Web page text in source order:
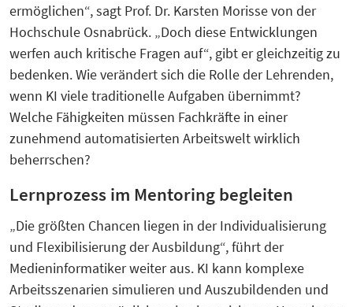
ermöglichen“, sagt Prof. Dr. Karsten Morisse von der
Hochschule Osnabrück. „Doch diese Entwicklungen
werfen auch kritische Fragen auf“, gibt er gleichzeitig zu
bedenken. Wie verändert sich die Rolle der Lehrenden,
wenn KI viele traditionelle Aufgaben übernimmt?
Welche Fähigkeiten müssen Fachkräfte in einer
zunehmend automatisierten Arbeitswelt wirklich
beherrschen?
Lernprozess im Mentoring begleiten
„Die größten Chancen liegen in der Individualisierung
und Flexibilisierung der Ausbildung“, führt der
Medieninformatiker weiter aus. KI kann komplexe
Arbeitsszenarien simulieren und Auszubildenden und